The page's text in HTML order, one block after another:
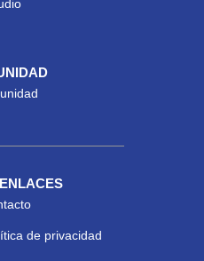
de privacidad